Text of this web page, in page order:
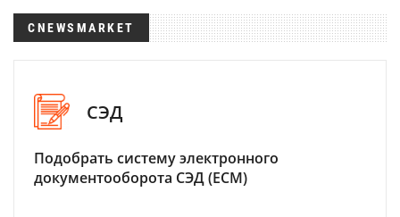
CNEWSMARKET
СЭД
Подобрать систему электронного
документооборота СЭД (ECM)